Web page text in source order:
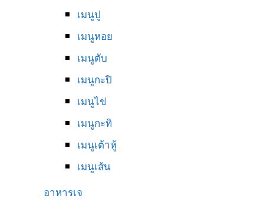
เมนูปู
เมนูหอย
เมนูตับ
เมนูกะปิ
เมนูไข่
เมนูกะทิ
เมนูเต้าหู้
เมนูเส้น
อาหารเจ